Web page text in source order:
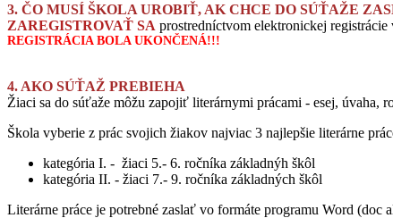
3. ČO MUSÍ ŠKOLA UROBIŤ, AK CHCE DO SÚŤAŽE
ZAREGISTROVAŤ SA prostredníctvom elektronickej registrácie
REGISTRÁCIA BOLA UKONČENÁ!!!
4. AKO SÚŤAŽ PREBIEHA
Žiaci sa do súťaže môžu zapojiť literárnymi prácami - esej, úvaha,
Škola vyberie z prác svojich žiakov najviac 3 najlepšie literárne
kategória I. - žiaci 5.- 6. ročníka základnýh škôl
kategória II. - žiaci 7.- 9. ročníka základných škôl
Literárne práce je potrebné zaslať vo formáte programu Word